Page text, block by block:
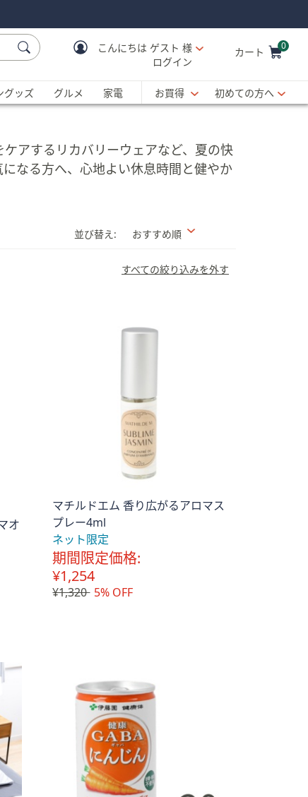
こんにちは ゲスト 様
ログイン
カート 0
グッズ グルメ 家電 お買得 初めての方へ
アするリカバリーウェアなど、夏の快
なる方へ、心地よい休息時間と健やか
並び替え: おすすめ順
すべての絞り込みを外す
オ
マチルドエム 香り広がるアロマス
プレー4ml
ネット限定
期間限定価格:
¥1,254
¥1,320 5% OFF